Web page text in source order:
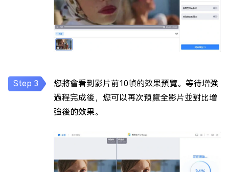
您將會看到影片前10幀的效果預覽。等待增強
過程完成後，您可以再次預覽全影片並對比增
強後的效果。